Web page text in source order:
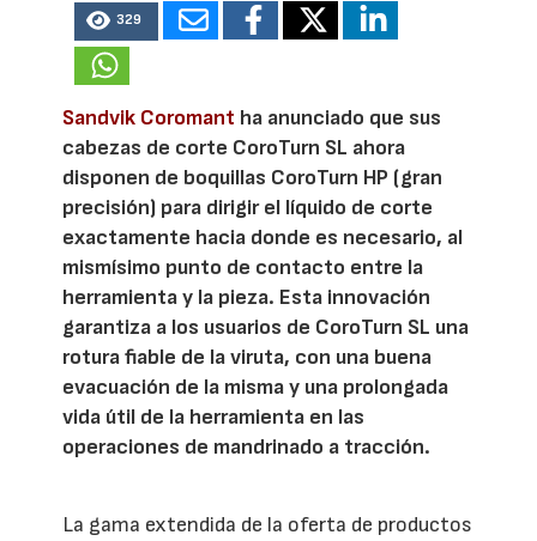
329
Sandvik Coromant ha anunciado que sus
cabezas de corte CoroTurn SL ahora
disponen de boquillas CoroTurn HP (gran
precisión) para dirigir el líquido de corte
exactamente hacia donde es necesario, al
mismísimo punto de contacto entre la
herramienta y la pieza. Esta innovación
garantiza a los usuarios de CoroTurn SL una
rotura fiable de la viruta, con una buena
evacuación de la misma y una prolongada
vida útil de la herramienta en las
operaciones de mandrinado a tracción.
La gama extendida de la oferta de productos